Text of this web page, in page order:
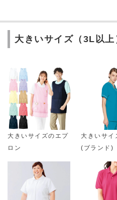
大きいサイズ（3L以
大きいサイズのエプ
ロン
大きいサイ
(ブランド)